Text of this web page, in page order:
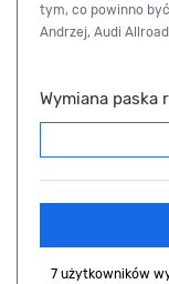
tym, co powinno
Andrzej, Audi
Wymiana paska
7 użytkowników